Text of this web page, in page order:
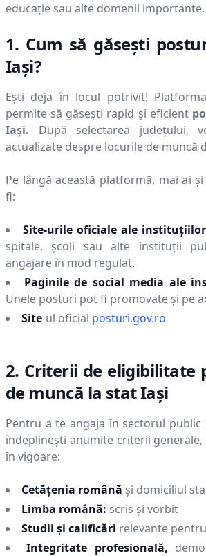
educație sau alte domenii importante.
1. Cum să găsești
Iaşi?
Ești deja în locul potrivit! Platforma
permite să găsești rapid și eficient
Iaşi. După selectarea județului,
actualizate despre locurile de muncă
Pe lângă această platformă, mai ai
fi:
Site-urile oficiale ale
spitale, școli sau alte instituții
angajare în mod regulat.
Paginile de social media ale
Unele posturi pot fi promovate și pe
Site-ul oficial posturi.gov.ro
2. Criterii de eligibilitate
de muncă la statIaşi
Pentru a te angaja în sectorul public
îndeplinești anumite criterii
în vigoare:
Cetățenia română și domiciliul
Limba română: scris și vorbit
Studii și calificări relevante
Integritate profesională,